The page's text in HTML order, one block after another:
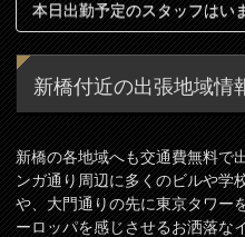
本日出勤予定のスタッフはい
新橋付近の出張地域情
新橋の各地域へも交通費無料で
ンガ通り周辺に多くのビルや学
や、大門通りの先に東京タワー
ーロッパを感じさせるお洒落な